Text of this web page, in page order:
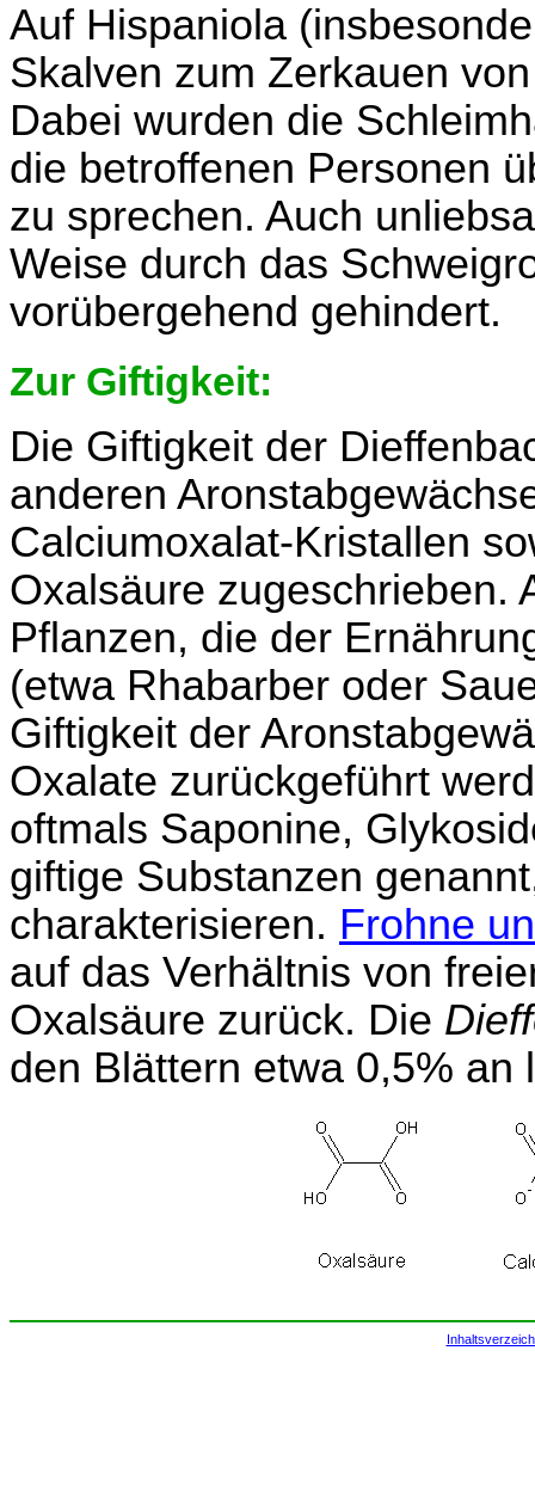
Auf Hispaniola
Skalven zum Zerkauen
Dabei wurden die
die betroffenen Personen
zu sprechen. Auch
Weise durch das
vorübergehend gehindert.
Zur Giftigkeit:
Die Giftigkeit der
anderen
Calciumoxalat-Kristallen
Oxalsäure zugeschrieben.
Pflanzen, die der
(etwa Rhabarber oder
Giftigkeit der
Oxalate zurückgeführt
oftmals Saponine,
giftige Substanzen
charakterisieren. Frohne
auf das Verhältnis von
Oxalsäure zurück. Die
den Blättern etwa 0,5% an